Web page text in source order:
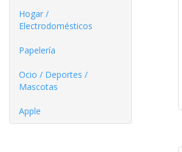
Hogar /
Electrodomésticos
Papelería
Ocio / Deportes /
Mascotas
Apple